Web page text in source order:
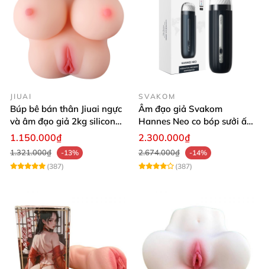
JIUAI
Búp bê bán thân Jiuai ngực
và âm đạo giả 2kg silicon
nguyên khối cao cấp
1.150.000₫
1.321.000₫
-13%
(387)
SVAKOM
Âm đạo giả Svakom
Hannes Neo co bóp sưởi ấm
tiện lợi điều khiển app
2.300.000₫
2.674.000₫
-14%
(387)